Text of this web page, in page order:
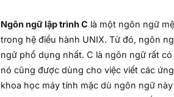
Ngôn ngữ lập trình C là một ngôn ngữ
trong hệ điều hành UNIX. Từ đó, ngôn
ngữ phổ dụng nhất. C là ngôn ngữ rất
nó cũng được dùng cho việc viết các
khoa học máy tính mặc dù ngôn ngữ